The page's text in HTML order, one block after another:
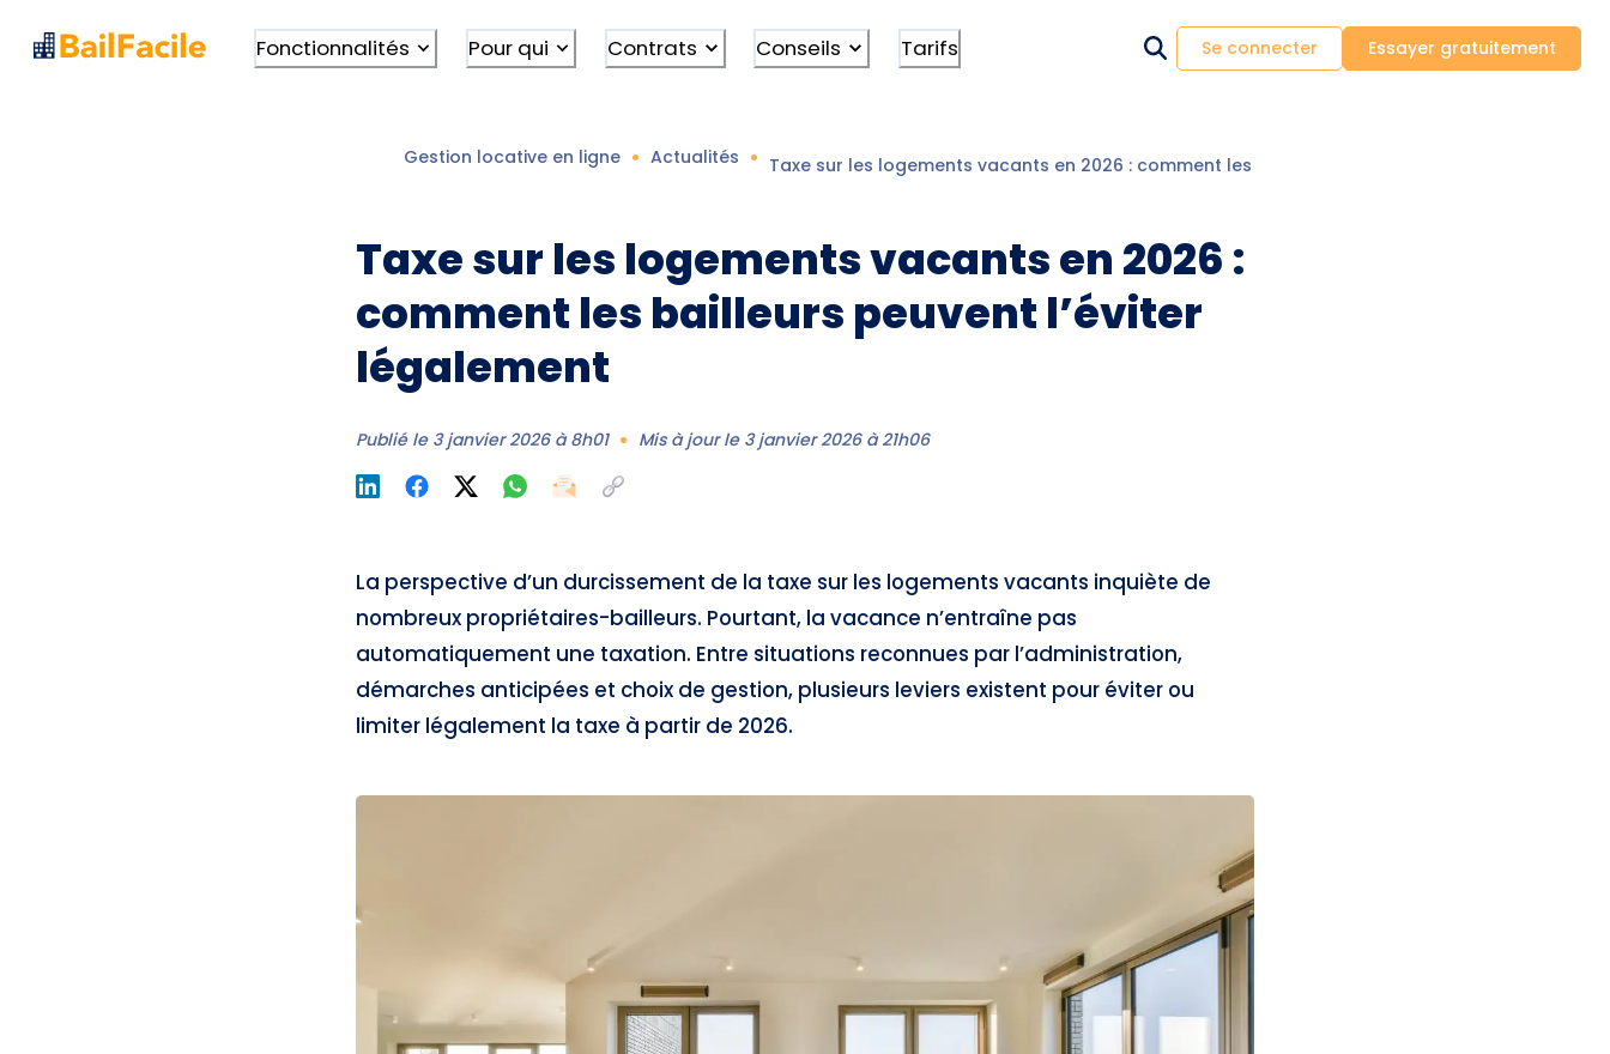
Fonctionnalités Pour qui Contrats Conseils Tarifs Se connecter Essayer gratuitement
Gestion locative en ligne Actualités Taxe sur les logements vacants en 2026 : comment les bailleurs peuvent l’éviter légalement
Taxe sur les logements vacants en 2026 :
comment les bailleurs peuvent l’éviter
légalement
Publié le 3 janvier 2026 à 8h01 Mis à jour le 3 janvier 2026 à 21h06
La perspective d’un durcissement de la taxe sur les logements vacants inquiète de
nombreux propriétaires-bailleurs. Pourtant, la vacance n’entraîne pas
automatiquement une taxation. Entre situations reconnues par l’administration,
démarches anticipées et choix de gestion, plusieurs leviers existent pour éviter ou
limiter légalement la taxe à partir de 2026.